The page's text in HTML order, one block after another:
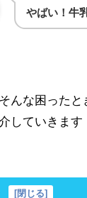
やばい！牛
んな困ったと
していきます
[閉じる]